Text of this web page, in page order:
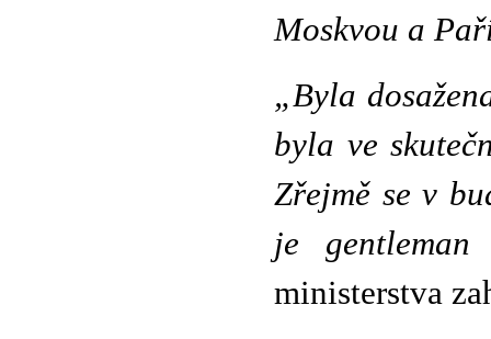
Moskvou a
„Byla
byla ve
Zřejmě se v
je
ministerstva